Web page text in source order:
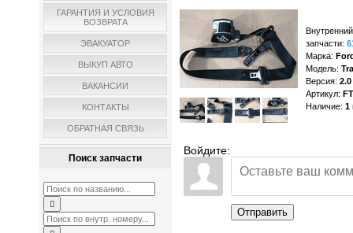
ГАРАНТИЯ И УСЛОВИЯ
ВОЗВРАТА
ЭВАКУАТОР
ВЫКУП АВТО
ВАКАНСИИ
КОНТАКТЫ
ОБРАТНАЯ СВЯЗЬ
Поиск запчасти
запчасти:
Марка:
Модель:
Версия:
Артикул:
Наличие: 1
Войдите:
Отправить